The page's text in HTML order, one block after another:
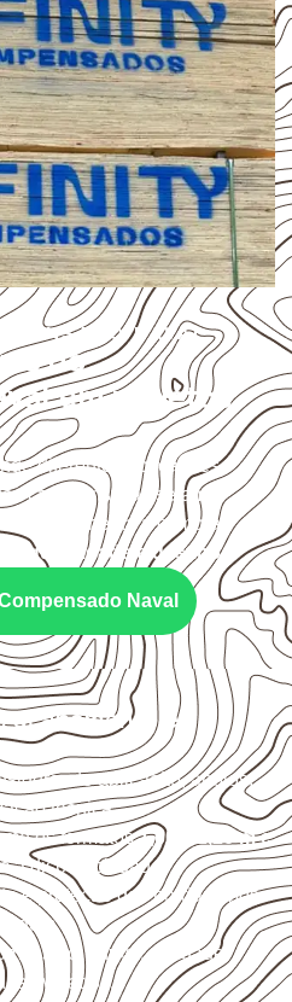
NAVAL
do
em projetos
diferentes aplicações
características sejam
Infinity orienta a compra
quantidade e destino.
Naval
acabamento e
aplicação, apoios,
técnica.
os formatos1,60 × 2,20 m e
à disponibilidade.
e proteção das bordas após
o solo, chuva, umidade